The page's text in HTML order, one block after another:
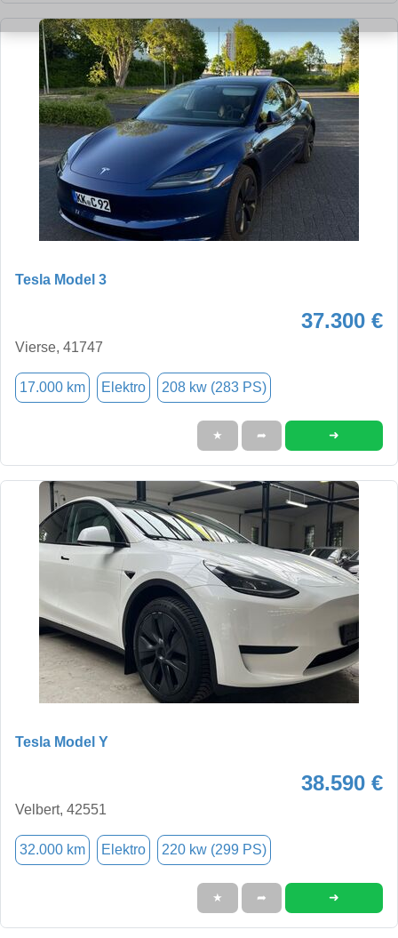
Tesla Model 3
37.300 €
Vierse, 41747
17.000 km Elektro 208 kw (283 PS)
★ ➦ ➜
Tesla Model Y
38.590 €
Velbert, 42551
32.000 km Elektro 220 kw (299 PS)
★ ➦ ➜